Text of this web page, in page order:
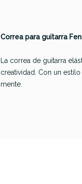
Correa para guitarra
La correa de guitarra
creatividad. Con un
mente.
PRODUCTO